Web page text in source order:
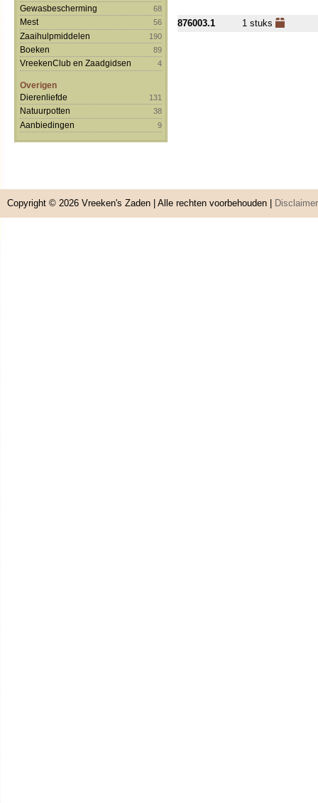
Gewasbescherming 68
Mest 56
Zaaihulpmiddelen 190
Boeken 89
VreekenClub en Zaadgidsen 4
Overigen
Dierenliefde
131
Natuurpotten 38
Aanbiedingen 9
876003.1 1 stuks
Copyright © 2026 Vreeken's Zaden | Alle rechten voorbehouden | Disclaimer